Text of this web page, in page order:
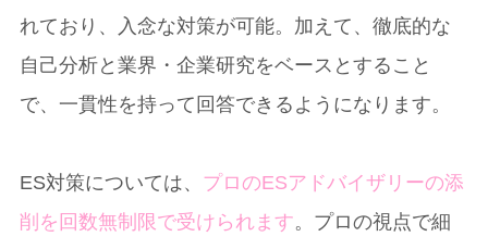
れており、入念な対策が可能。加えて、徹底的な
自己分析と業界・企業研究をベースとすること
で、一貫性を持って回答できるようになります。
ES対策については、 プロのESアドバイザリーの添
削を回数無制限で受けられます。プロの視点で細